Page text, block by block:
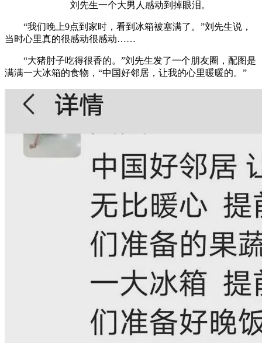
刘先生一个大男人感动到掉眼泪。
“我们晚上9点到家时，看到冰箱被塞满了。”刘先生说，
当时心里真的很感动很感动……
“大猪肘子吃得很香的。”刘先生发了一个朋友圈，配图是
满满一大冰箱的食物，“中国好邻居，让我的心里暖暖的。”